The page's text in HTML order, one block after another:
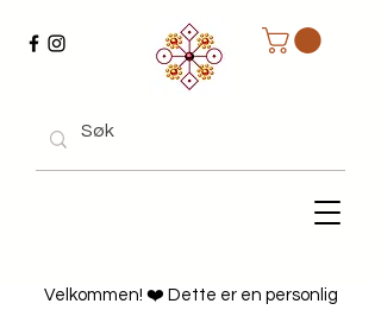
Velkommen! ❤️ Dette er en personlig